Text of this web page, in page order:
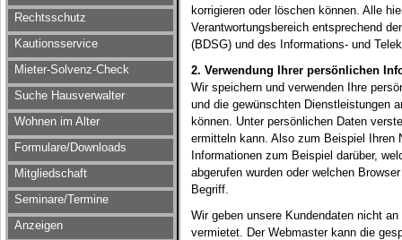
Rechtsschutz
Kautionsservice
Mieter-Solvenz-Check
Suche Hausverwalter
Wohnen im Alter
Formulare/Downloads
Mitgliedschaft
Seminare/Termine
Anzeigen
korrigieren oder löschen können. Alle
Verantwortungsbereich entsprechend
(BDSG) und des Informations- und
2. Verwendung Ihrer persönlichen
Wir speichern und verwenden Ihre
und die gewünschten Dienstleistungen
können. Unter persönlichen Daten
ermitteln kann. Also zum Beispiel Ihren
Informationen zum Beispiel darüber,
abgerufen wurden oder welchen
Begriff.
Wir geben unsere Kundendaten nicht
vermietet. Der Webmaster kann die